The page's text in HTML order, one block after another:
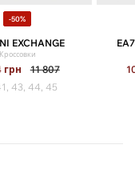
-50%
EXCHANGE
Кроссовки
грн
11 807
43, 44, 45